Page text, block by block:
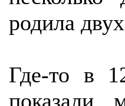
родила
Где-то в
показали